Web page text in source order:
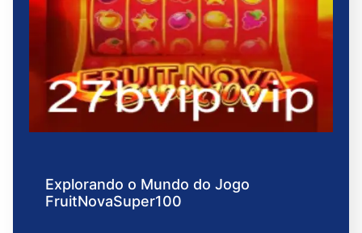
Explorando o Mundo do Jogo
FruitNovaSuper100